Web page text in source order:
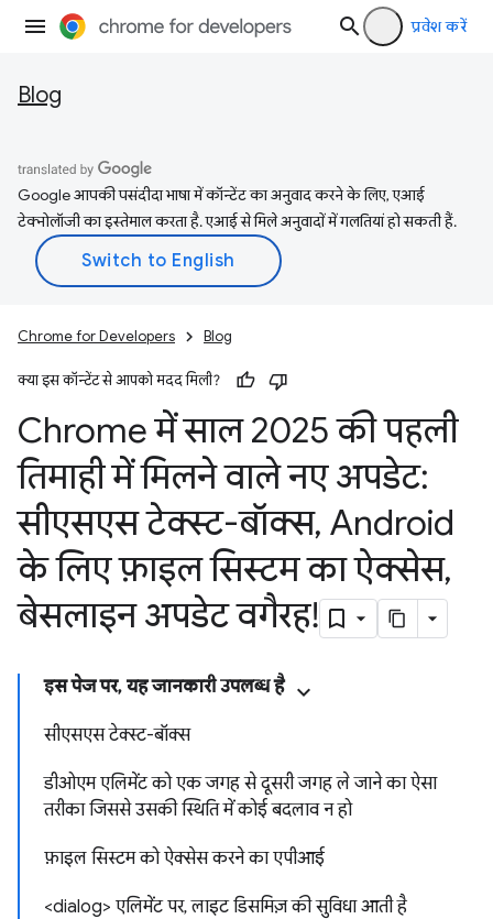
प्रवेश करें
Blog
Google आपकी पसंदीदा भाषा में कॉन्टेंट का अनुवाद करने के लिए, एआई
टेक्नोलॉजी का इस्तेमाल करता है. एआई से मिले अनुवादों में गलतियां हो सकती हैं.
Chrome for Developers Blog
क्या इस कॉन्टेंट से आपको मदद मिली?
Chrome में साल 2025 की पहली
तिमाही में मिलने वाले नए अपडेट:
सीएसएस टेक्स्ट-बॉक्स, Android
के लिए फ़ाइल सिस्टम का ऐक्सेस,
बेसलाइन अपडेट वगैरह!
इस पेज पर, यह जानकारी उपलब्ध है
सीएसएस टेक्स्ट-बॉक्स
डीओएम एलिमेंट को एक जगह से दूसरी जगह ले जाने का ऐसा
तरीका जिससे उसकी स्थिति में कोई बदलाव न हो
फ़ाइल सिस्टम को ऐक्सेस करने का एपीआई
<dialog> एलिमेंट पर, लाइट डिसमिज़ की सुविधा आती है